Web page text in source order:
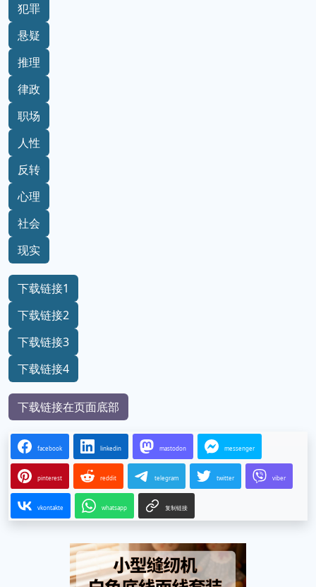
犯罪
悬疑
推理
律政
职场
人性
反转
心理
社会
现实
下载链接1
下载链接2
下载链接3
下载链接4
下载链接在页面底部
facebook linkedin mastodon messenger
pinterest reddit telegram twitter viber
vkontakte whatsapp 复制链接